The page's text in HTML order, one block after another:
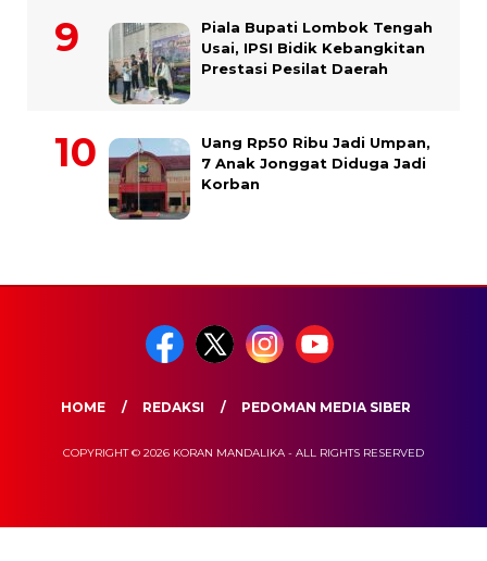
Piala Bupati Lombok Tengah
Usai, IPSI Bidik Kebangkitan
Prestasi Pesilat Daerah
Uang Rp50 Ribu Jadi Umpan,
7 Anak Jonggat Diduga Jadi
Korban
HOME REDAKSI PEDOMAN MEDIA SIBER
COPYRIGHT © 2026 KORAN MANDALIKA - ALL RIGHTS RESERVED